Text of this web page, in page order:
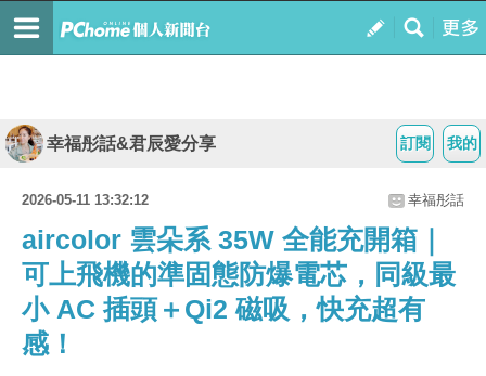
我的
訂閱
幸福彤話&君辰愛分享
2026-05-11 13:32:12 幸福彤話
aircolor 雲朵系 35W 全能充開箱｜
可上飛機的準固態防爆電芯，同級最
小 AC 插頭＋Qi2 磁吸，快充超有
感！